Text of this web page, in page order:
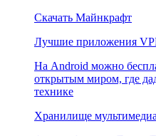
Скачать Майнкрафт
Лучшие приложения
На Android можно
открытым миром, где
технике
Хранилище